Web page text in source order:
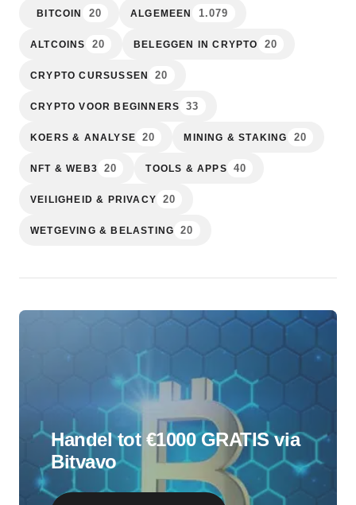
BITCOIN 20 ALGEMEEN 1.079
ALTCOINS 20 BELEGGEN IN CRYPTO 20
CRYPTO CURSUSSEN 20
CRYPTO VOOR BEGINNERS 33
KOERS & ANALYSE 20 MINING & STAKING 20
NFT & WEB3 20 TOOLS & APPS 40
VEILIGHEID & PRIVACY 20
WETGEVING & BELASTING 20
Handel tot €1000 GRATIS via
Bitvavo